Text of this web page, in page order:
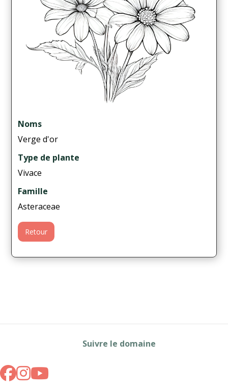
Noms
Verge d'or
Type de plante
Vivace
Famille
Asteraceae
Retour
Suivre le domaine